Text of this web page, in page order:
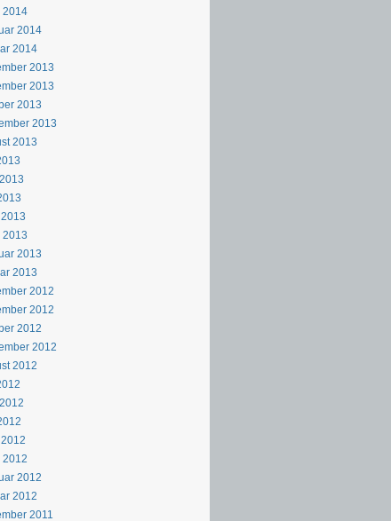
2014
2014
2014
2013
2013
2013
2013
2013
2013
2013
2013
2012
2012
2012
2012
2012
2012
2012
2012
2011